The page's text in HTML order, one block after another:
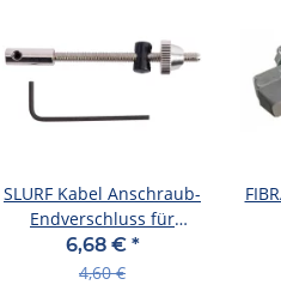
SLURF Kabel Anschraub-
Endverschluss für
Trommelbre
6,68 € *
4,60 €